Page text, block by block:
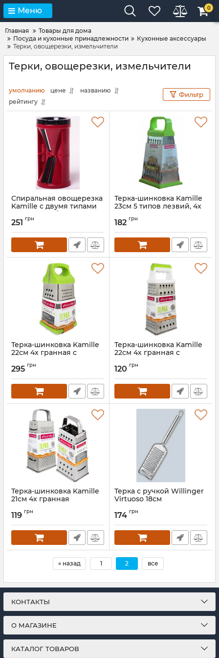
Меню 0
Главная
Товары для дома
Посуда и кухонные принадлежности
Кухонные аксессуары
Терки, овощерезки, измельчители
Терки, овощерезки, измельчители
умолчанию цене
названию
рейтингу
Фильтр
Спиральная овощерезка
Kamille с двумя типами
лезвий, разборная
Артикул:
251 грн
Терка-шинковка Kamille
23см 5 типов лезвий, 4х
ручкой
Артикул: KM-7200
182 грн
Терка-шинковка Kamille
22см 4х гранная с
лотком
Артикул: KM-7202
295 грн
Терка-шинковка Kamille
22см 4х гранная с
Артикул:
120 грн
Терка-шинковка Kamille
21см 4х гранная
Артикул:
119 грн
Терка с ручкой Willinger
Virtuoso 18см
174 грн
« назад 1 2 все
КОНТАКТЫ
О МАГАЗИНЕ
КАТАЛОГ ТОВАРОВ